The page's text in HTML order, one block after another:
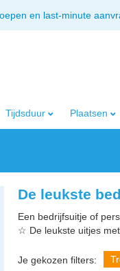
en last-minute
Tijdsduur Plaatsen
De leukste
Een bedrijfsuitje of
☆ De leukste uitjes
Je gekozen filters: